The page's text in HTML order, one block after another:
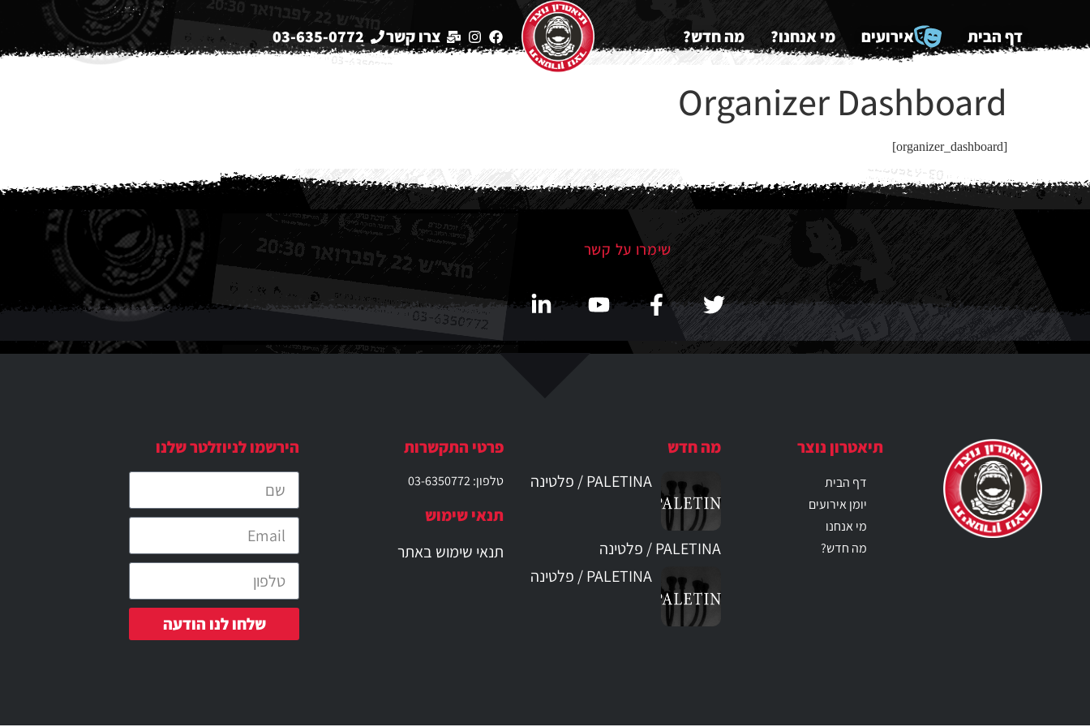
דף הבית אירועים מי אנחנו? מה חדש? צרו קשר 03-635-0772
Organizer Dashboard
[organizer_dashboard]
שימרו על קשר
תיאטרון נוצר
דף הבית
יומן אירועים
מי אנחנו
מה חדש?
מה חדש
PALETINA / פלטינה
PALETINA / פלטינה
PALETINA / פלטינה
פרטי התקשרות
טלפון: 03-6350772
תנאי שימוש
תנאי שימוש באתר
הירשמו לניוזלטר שלנו
שלחו לנו הודעה